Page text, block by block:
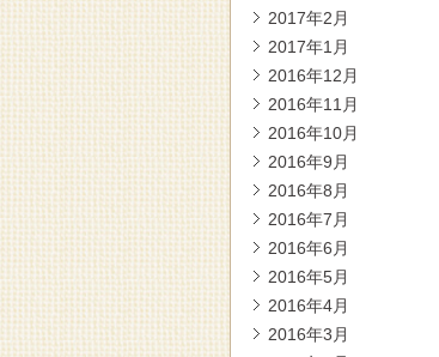
2017年2月
2017年1月
2016年12月
2016年11月
2016年10月
2016年9月
2016年8月
2016年7月
2016年6月
2016年5月
2016年4月
2016年3月